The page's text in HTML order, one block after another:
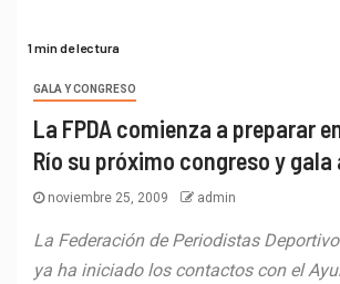
1 min de lectura
GALA Y CONGRESO
La FPDA comienza a preparar
Río su próximo congreso y gala
noviembre 25, 2009 admin
La Federación de Periodistas
ya ha iniciado los contactos con el